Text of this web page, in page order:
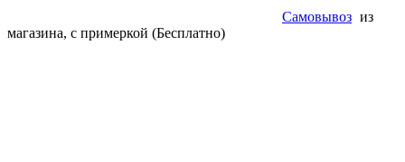
Самовывоз из
магазина, с примеркой (Бесплатно)